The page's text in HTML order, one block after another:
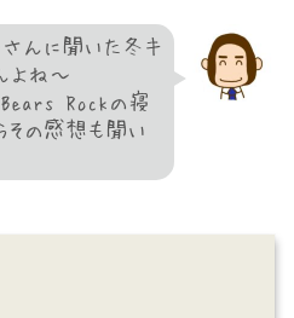
んに聞いた冬キ
よね～
Bears Rockの寝
その感想も聞い